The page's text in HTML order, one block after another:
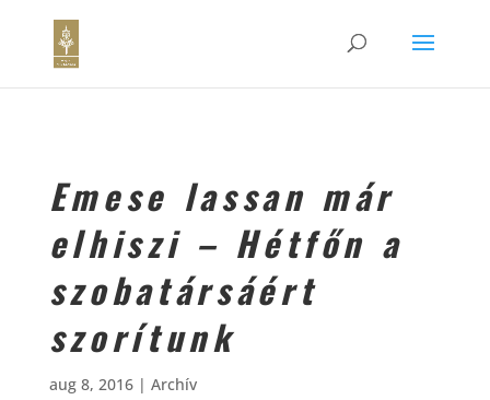
Emese lassan már
elhiszi – Hétfőn a
szobatársáért
szorítunk
aug 8, 2016| Archív